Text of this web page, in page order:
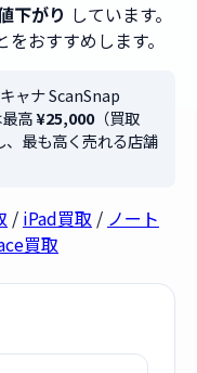
下がり しています。
おすすめします。
ャナ ScanSnap
高¥25,000（買取
最も高く売れる店舗
/ iPad買取 / ノート
買取